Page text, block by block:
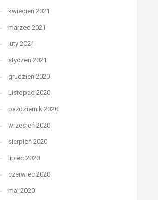
kwiecień 2021
marzec 2021
luty 2021
styczeń 2021
grudzień 2020
Listopad 2020
październik 2020
wrzesień 2020
sierpień 2020
lipiec 2020
czerwiec 2020
maj 2020